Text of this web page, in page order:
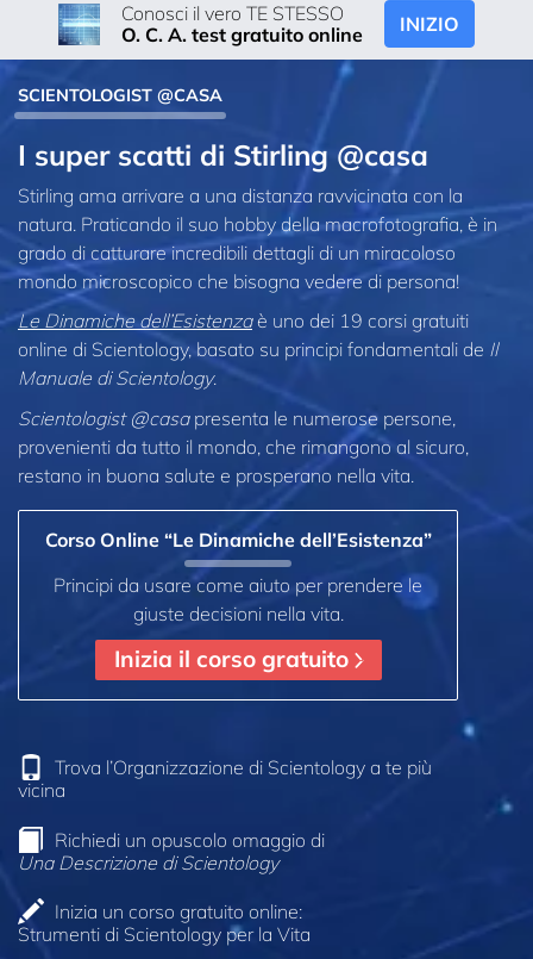
Conosci il vero TE STESSO
O. C. A. test gratuito online
INIZIO
SCIENTOLOGIST @CASA
I super scatti di Stirling @casa
Stirling ama arrivare a una distanza ravvicinata con la
natura. Praticando il suo hobby della macrofotografia, è in
grado di catturare incredibili dettagli di un miracoloso
mondo microscopico che bisogna vedere di persona!
Le Dinamiche dell’Esistenzaè uno dei 19 corsi gratuiti
online di Scientology, basato su principi fondamentali de Il
Manuale di Scientology.
Scientologist @casapresenta le numerose persone,
provenienti da tutto il mondo, che rimangono al sicuro,
restano in buona salute e prosperano nella vita.
Corso Online “Le Dinamiche dell’Esistenza”
Principi da usare come aiuto per prendere le
giuste decisioni nella vita.
Inizia il corso gratuito
Trova l’Organizzazione di Scientology a te più
vicina
Richiedi un opuscolo omaggio di
Una Descrizione di Scientology
Inizia un corso gratuito online:
Strumenti di Scientology per la Vita